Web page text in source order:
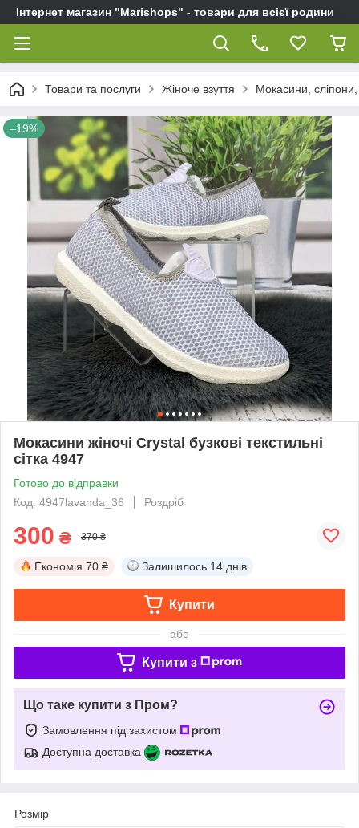
Інтернет магазин "Marishops" - товари для всієї родини
Товари та послуги Жіноче взуття Мокасини, сліпони,
–19%
Мокасини жіночі Crystal бузкові текстильні
сітка 4947
Готово до відправки
Код: 4947lavanda_36
Роздріб
300 ₴ 370 ₴
Економія 70 ₴ Залишилось 14 днів
Купити
або
Купити з
Що таке купити з Пром?
Замовлення під захистом
Доступна доставка
Розмір